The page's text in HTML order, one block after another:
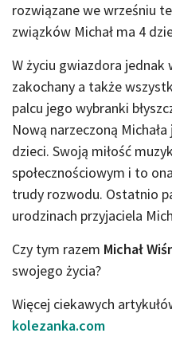
rozwiązane we wrześniu
związków Michał ma 4
W życiu gwiazdora
zakochany a także
palcu jego wybranki
Nową narzeczoną
dzieci. Swoją miłość
społecznościowym i to
trudy rozwodu. Ostatnio
urodzinach przyjaciela
Czy tym razem Michał
swojego życia?
Więcej ciekawych
kolezanka.com